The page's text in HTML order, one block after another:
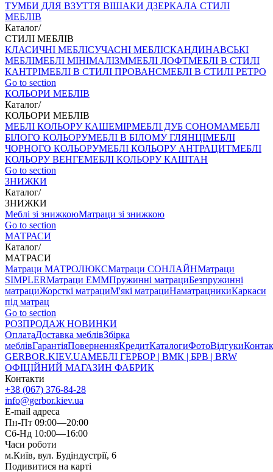
ТУМБИ ДЛЯ ВЗУТТЯ ВІШАКИ ДЗЕРКАЛА СТИЛІ
МЕБЛІВ
Каталог/
СТИЛІ МЕБЛІВ
КЛАСИЧНІ МЕБЛІСУЧАСНІ МЕБЛІСКАНДИНАВСЬКІ
МЕБЛІМЕБЛІ МІНІМАЛІЗММЕБЛІ ЛОФТМЕБЛІ В СТИЛІ
КАНТРІМЕБЛІ В СТИЛІ ПРОВАНСМЕБЛІ В СТИЛІ РЕТРО
Go to section
КОЛЬОРИ МЕБЛІВ
Каталог/
КОЛЬОРИ МЕБЛІВ
МЕБЛІ КОЛЬОРУ КАШЕМІРМЕБЛІ ДУБ СОНОМАМЕБЛІ
БІЛОГО КОЛЬОРУМЕБЛІ В БІЛОМУ ГЛЯНЦІМЕБЛІ
ЧОРНОГО КОЛЬОРУМЕБЛІ КОЛЬОРУ АНТРАЦИТМЕБЛІ
КОЛЬОРУ ВЕНГЕМЕБЛІ КОЛЬОРУ КАШТАН
Go to section
ЗНИЖКИ
Каталог/
ЗНИЖКИ
Меблі зі знижкоюМатраци зі знижкою
Go to section
МАТРАСИ
Каталог/
МАТРАСИ
Матраци МАТРОЛЮКСМатраци СОНЛАЙНМатраци
SIMPLERМатраци ЕММПружинні матрациБезпружинні
матрациЖорсткі матрациМ'які матрациНаматрацникиКаркаси
під матрац
Go to section
РОЗПРОДАЖ НОВИНКИ
ОплатаДоставка меблівЗбірка
меблівГарантіяПоверненняКредитКаталогиФотоВідгуки
GERBOR.KIEV.UAМЕБЛI ГЕРБОР | ВМК | БРВ | BRW
ОФІЦІЙНИЙ МАГАЗИН ФАБРИК
Контакти
+38 (067) 376-84-28
info@gerbor.kiev.ua
E-mail адреса
Пн-Пт 09:00—20:00
Сб-Нд 10:00—16:00
Часи роботи
м.Київ, вул. Будіндустрії, 6
Подивитися на карті